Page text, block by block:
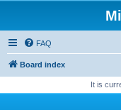
FAQ
Board index
It is